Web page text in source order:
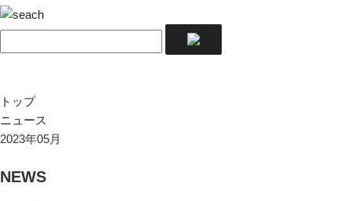
トップ
ニュース
2023年05月
NEWS